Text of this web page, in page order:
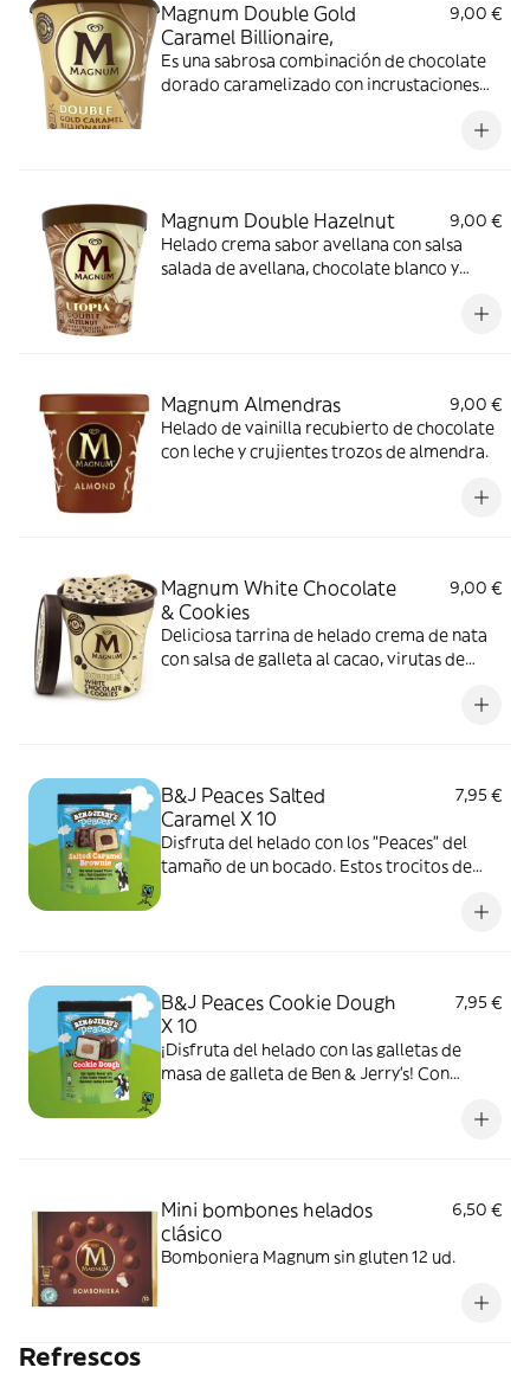
Magnum Double Gold
Caramel Billionaire,
9,00 €
Es una sabrosa combinación de chocolate
dorado caramelizado con incrustaciones
Magnum Double Hazelnut
9,00 €
Helado crema sabor avellana con salsa
salada de avellana, chocolate blanco y
Magnum Almendras
9,00 €
Helado de vainilla recubierto de chocolate
con leche y crujientes trozos de almendra.
Magnum White Chocolate
& Cookies
9,00 €
Deliciosa tarrina de helado crema de nata
con salsa de galleta al cacao, virutas de
B&J Peaces Salted
Caramel X 10
7,95 €
Disfruta del helado con los "Peaces" del
tamaño de un bocado. Estos trocitos de
masa de galleta, cubiertos con una capa de
B&J Peaces Cookie Dough
X 10
7,95 €
¡Disfruta del helado con las galletas de
masa de galleta de Ben & Jerry's! Con
chocolate y un centro de masa de galleta
Mini bombones helados
clásico
6,50 €
Bomboniera Magnum sin gluten 12 ud.
Refrescos